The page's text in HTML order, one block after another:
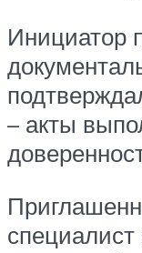
Инициатор
– акты